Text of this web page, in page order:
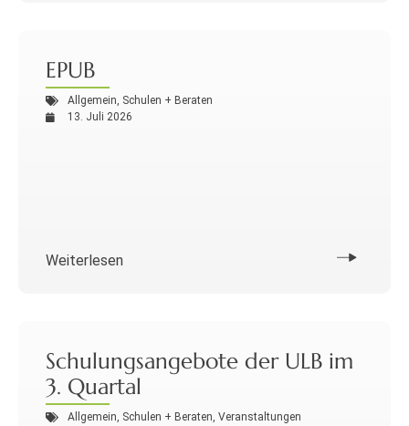
EPUB
Allgemein, Schulen + Beraten
13. Juli 2026
Weiterlesen
Schulungsangebote der ULB im
3. Quartal
Allgemein, Schulen + Beraten, Veranstaltungen